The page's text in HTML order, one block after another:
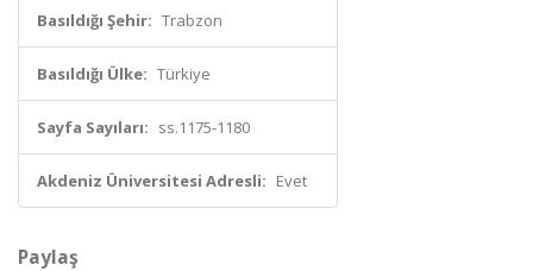
Basıldığı Şehir: Trabzon
Basıldığı Ülke: Türkiye
Sayfa Sayıları: ss.1175-1180
Akdeniz Üniversitesi Adresli: Evet
Paylaş